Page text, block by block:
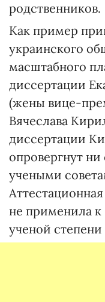
родственников.
Как пример
украинского
масштабного
диссертации
(жены вице-
Вячеслава
диссертации
опровергнут
учеными
не применила
ученой степени